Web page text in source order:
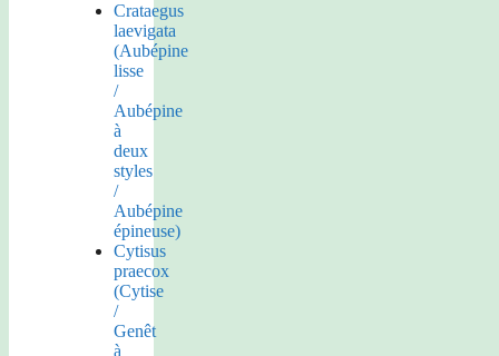
Crataegus
laevigata
(Aubépine
lisse
/
Aubépine
à
deux
styles
/
Aubépine
épineuse)
Cytisus
praecox
(Cytise
/
Genêt
à